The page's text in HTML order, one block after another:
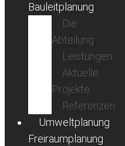
Bauleitplanung
Die
Abteilung
Leistungen
Aktuelle
Projekte
Referenzen
Umweltplanung
Freiraumplanung